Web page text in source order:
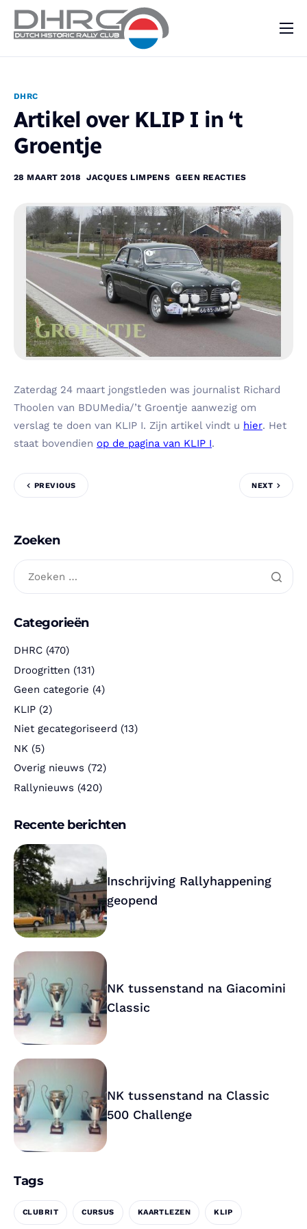
Vraag & Aanbod
Nieuws
DHRC
Artikel over KLIP I in ‘t
Groentje
28 MAART 2018 JACQUES LIMPENS GEEN REACTIES
Zaterdag 24 maart jongstleden was journalist Richard
Thoolen van BDUMedia/’t Groentje aanwezig om
verslag te doen van KLIP I. Zijn artikel vindt u hier. Het
staat bovendien op de pagina van KLIP I.
PREVIOUS NEXT
Zoeken
Categorieën
DHRC (470)
Droogritten (131)
Geen categorie (4)
KLIP (2)
Niet gecategoriseerd (13)
NK (5)
Overig nieuws (72)
Rallynieuws (420)
Recente berichten
Inschrijving Rallyhappening
geopend
NK tussenstand na Giacomini
Classic
NK tussenstand na Classic
500 Challenge
Tags
CLUBRIT CURSUS KAARTLEZEN KLIP